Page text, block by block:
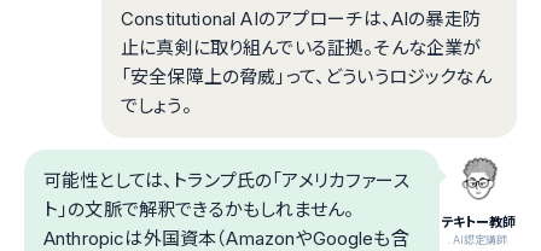
Constitutional AIのアプローチは、AIの暴走防
止に真剣に取り組んでいる証拠。そんな企業が
「安全保障上の脅威」って、どういうロジックなん
でしょう。
テキトー教師
.AI認定講師
可能性としては、トランプ氏の「アメリカファース
ト」の文脈で解釈できるかもしれません。
Anthropicは外国資本（AmazonやGoogleも含